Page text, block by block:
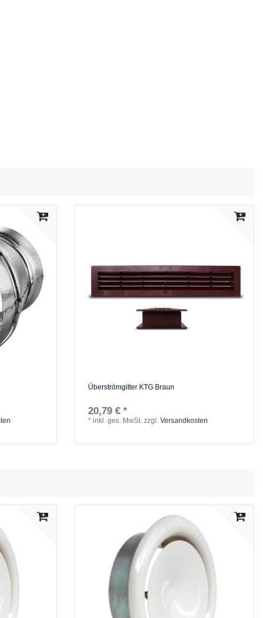
Überströmgitter KTG Braun
20,79 € *
*inkl. ges. MwSt. zzgl.Versandkosten